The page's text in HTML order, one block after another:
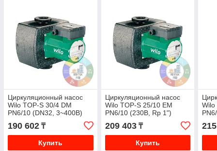
Циркуляционный насос
Wilo TOP-S 30/4 DM
PN6/10 (DN32, 3~400В)
190 602 ₸
Купить
Циркуляционный насос
Wilo TOP-S 25/10 EM
PN6/10 (230В, Rp 1")
209 403₸
Купить
Wilo